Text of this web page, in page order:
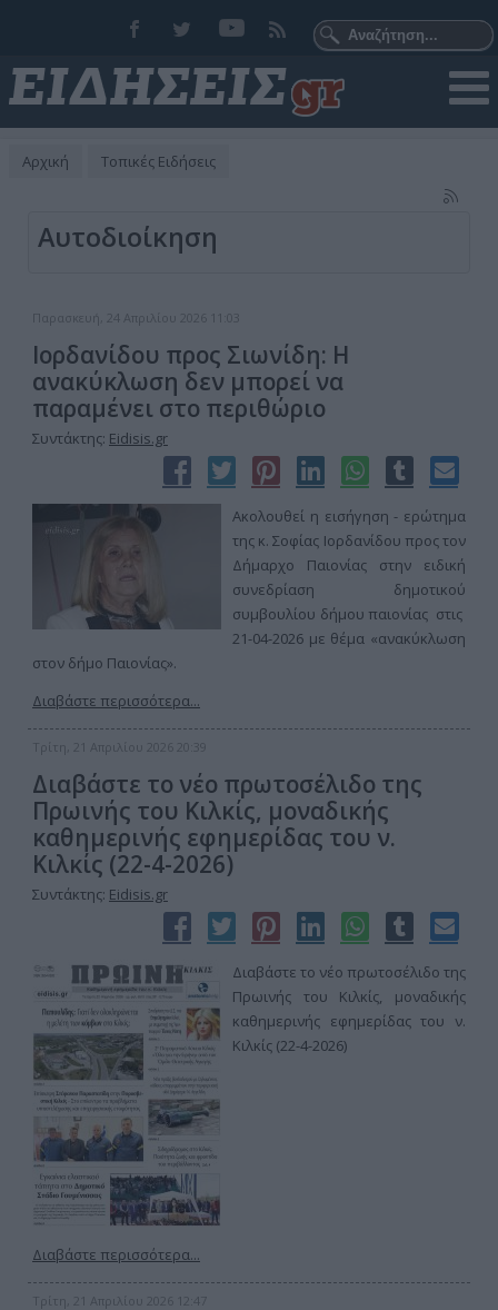
Αρχική Τοπικές Ειδήσεις
Αυτοδιοίκηση
Παρασκευή, 24 Απριλίου 2026 11:03
Ιορδανίδου προς Σιωνίδη: Η
ανακύκλωση δεν μπορεί να
παραμένει στο περιθώριο
Συντάκτης: Eidisis.gr
Ακολουθεί η εισήγηση - ερώτημα
της κ. Σοφίας Ιορδανίδου προς τον
Δήμαρχο Παιονίας στην ειδική
συνεδρίαση δημοτικού
συμβουλίου δήμου παιονίας στις
21-04-2026 με θέμα «ανακύκλωση
στον δήμο Παιονίας».
Διαβάστε περισσότερα...
Τρίτη, 21 Απριλίου 2026 20:39
Διαβάστε το νέο πρωτοσέλιδο της
Πρωινής του Κιλκίς, μοναδικής
καθημερινής εφημερίδας του ν.
Κιλκίς (22-4-2026)
Συντάκτης: Eidisis.gr
Διαβάστε το νέο πρωτοσέλιδο της
Πρωινής του Κιλκίς, μοναδικής
καθημερινής εφημερίδας του ν.
Κιλκίς (22-4-2026)
Διαβάστε περισσότερα...
Τρίτη, 21 Απριλίου 2026 12:47